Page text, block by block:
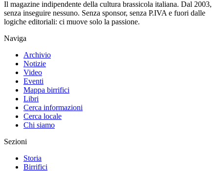
Il magazine indipendente della cultura brassicola italiana. Dal 2003,
senza inseguire nessuno. Senza sponsor, senza P.IVA e fuori dalle
logiche editoriali: ci muove solo la passione.
Naviga
Archivio
Notizie
Video
Eventi
Mappa birrifici
Libri
Cerca informazioni
Cerca locale
Chi siamo
Sezioni
Storia
Birrifici